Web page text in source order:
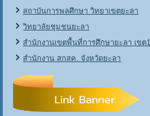
สถาบันการพลศึกษา วิทยาเขตยะลา
วิทยาลัยชุมชนยะลา
สำนักงานเขตพื้นที่การศึกษายะลา เขต1
สำนักงาน สกสค. จังหวัดยะลา